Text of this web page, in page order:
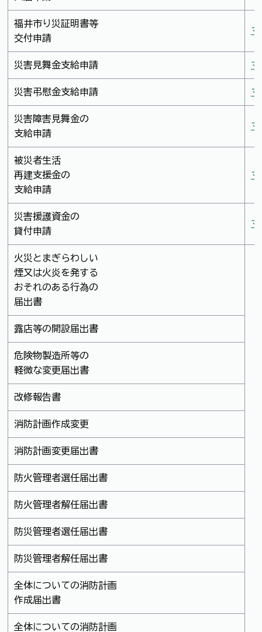
福井市り災証明書等
交付申請
災害見舞金支給申請
災害弔慰金支給申請
災害障害見舞金の
支給申請
被災者生活
再建支援金の
支給申請
災害援護資金の
貸付申請
火災とまぎらわしい
煙又は火炎を発する
おそれのある行為の
届出書
露店等の開設届出書
危険物製造所等の
軽微な変更届出書
改修報告書
消防計画作成変更
消防計画変更届出書
防火管理者選任届出書
防火管理者解任届出書
防災管理者選任届出書
防災管理者解任届出書
全体についての消防計画
作成届出書
全体についての消防計画